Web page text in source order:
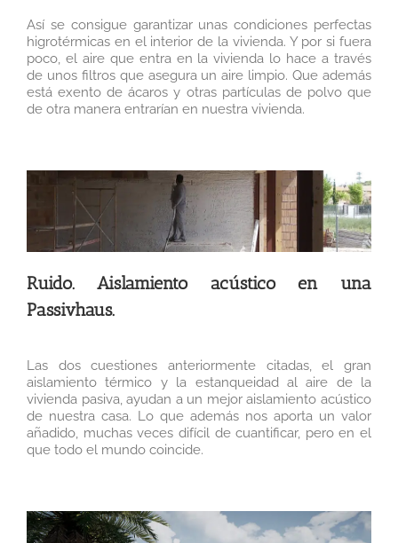
Así se consigue garantizar unas condiciones perfectas
higrotérmicas en el interior de la vivienda. Y por si fuera
poco, el aire que entra en la vivienda lo hace a través
de unos filtros que asegura un aire limpio. Que además
está exento de ácaros y otras partículas de polvo que
de otra manera entrarían en nuestra vivienda.
Ruido. Aislamiento acústico en una
Passivhaus.
Las dos cuestiones anteriormente citadas, el gran
aislamiento térmico y la estanqueidad al aire de la
vivienda pasiva, ayudan a un mejor aislamiento acústico
de nuestra casa. Lo que además nos aporta un valor
añadido, muchas veces difícil de cuantificar, pero en el
que todo el mundo coincide.